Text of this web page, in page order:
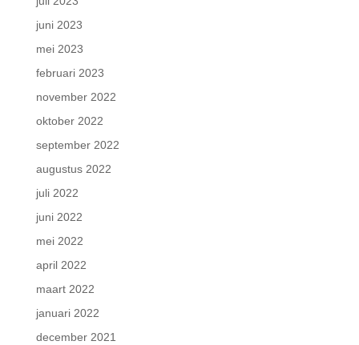
juni 2023
mei 2023
februari 2023
november 2022
oktober 2022
september 2022
augustus 2022
juli 2022
juni 2022
mei 2022
april 2022
maart 2022
januari 2022
december 2021